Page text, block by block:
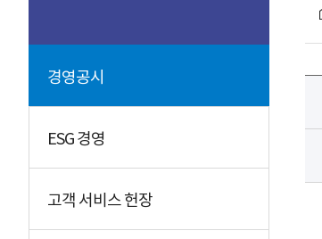
경영공시
ESG 경영
고객 서비스 헌장